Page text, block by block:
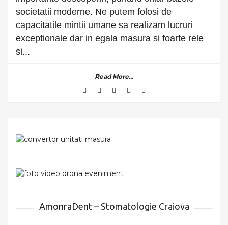
societatii moderne. Ne putem folosi de
capacitatile mintii umane sa realizam lucruri
exceptionale dar in egala masura si foarte rele
si...
Read More...
AmonraDent – Stomatologie Craiova